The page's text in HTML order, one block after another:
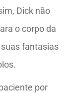
Dick não
o corpo da
fantasias
por